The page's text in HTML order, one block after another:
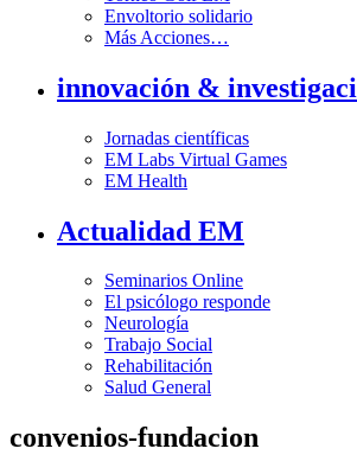
Envoltorio solidario
Más Acciones…
innovación &
Jornadas científicas
EM Labs Virtual Games
EM Health
Actualidad EM
Seminarios Online
El psicólogo responde
Neurología
Trabajo Social
Rehabilitación
Salud General
convenios-fundacion